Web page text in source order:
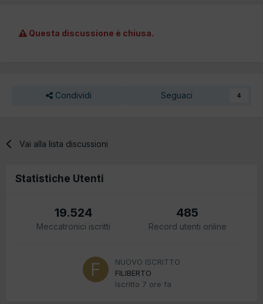
Questa discussione è chiusa.
Condividi Seguaci 4
Vai alla lista discussioni
Statistiche Utenti
19.524
Meccatronici iscritti
485
Record utenti online
NUOVO ISCRITTO
FILIBERTO
Iscritto 7 ore fa